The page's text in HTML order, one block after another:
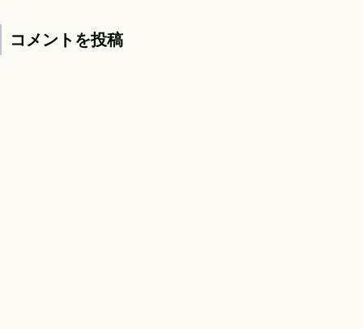
コメントを投稿